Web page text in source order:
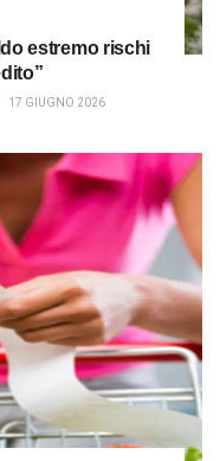
estremo rischi
17 GIUGNO 2026